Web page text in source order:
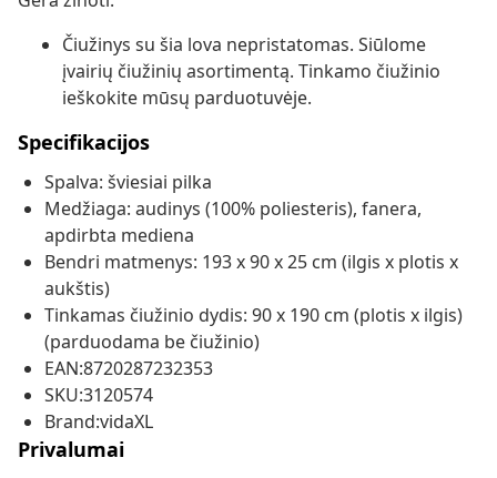
Čiužinys su šia lova nepristatomas. Siūlome
įvairių čiužinių asortimentą. Tinkamo čiužinio
ieškokite mūsų parduotuvėje.
Specifikacijos
Spalva: šviesiai pilka
Medžiaga: audinys (100% poliesteris), fanera,
apdirbta mediena
Bendri matmenys: 193 x 90 x 25 cm (ilgis x plotis x
aukštis)
Tinkamas čiužinio dydis: 90 x 190 cm (plotis x ilgis)
(parduodama be čiužinio)
EAN:8720287232353
SKU:3120574
Brand:vidaXL
Privalumai